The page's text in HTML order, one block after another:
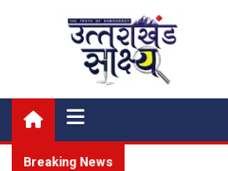
Uttarakhand
My News Portal
Breaking News